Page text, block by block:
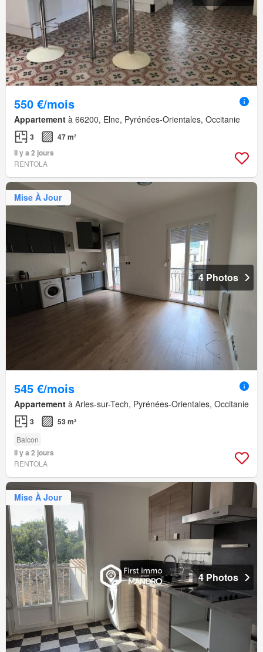
550 €/mois
Appartement à 66200, Elne, Pyrénées-Orientales, Occitanie
3
47 m²
Il y a 2 jours
RENTOLA
Mise À Jour
4 Photos
545 €/mois
Appartement à Arles-sur-Tech, Pyrénées-Orientales, Occitanie
3 53 m²
Balcon
Il y a 2 jours
RENTOLA
Mise À Jour
4 Photos